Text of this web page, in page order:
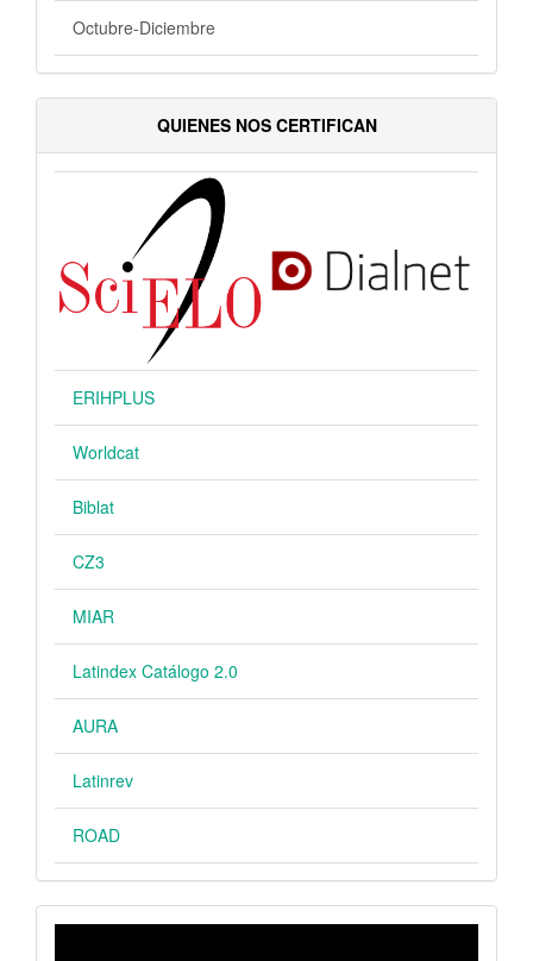
Octubre-Diciembre
QUIENES NOS CERTIFICAN
ERIHPLUS
Worldcat
Biblat
CZ3
MIAR
Latindex Catálogo 2.0
AURA
Latinrev
ROAD
VIDEO